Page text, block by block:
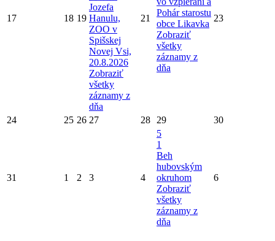
17 18 19
Jozefa
Hanulu,
ZOO v
Spišskej
Novej Vsi,
20.8.2026
Zobraziť
všetky
záznamy z
dňa
21
Pohár starostu
obce Likavka
Zobraziť
všetky
záznamy z
dňa
23
24 25 26 27 28 29 30
31 1 2 3 4
5
1
Beh
hubovským
okruhom
Zobraziť
všetky
záznamy z
dňa
6